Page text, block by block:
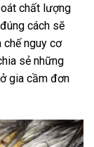
chất lượng
cách sẽ
chế nguy cơ
sẻ những
gia cầm đơn